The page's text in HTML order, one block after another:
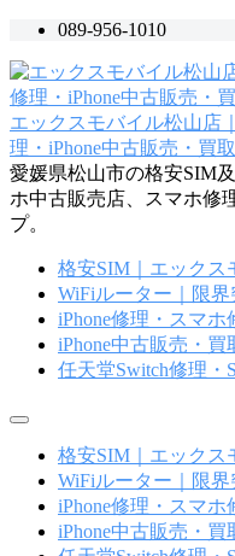
テ
ン
ツ
へ
ス
キ
ッ
089-956-1010
エックスモバイル松山店
理・iPhone中古販売・買取
愛媛県松山市の格安SIM
ホ中古販売店、スマホ修
プ。
格安SIM｜エックス
WiFiルーター｜限
iPhone修理・スマホ
iPhone中古販売・買
任天堂Switch修理・
メ
格安SIM｜エックス
WiFiルーター｜限
iPhone修理・スマホ
iPhone中古販売・買